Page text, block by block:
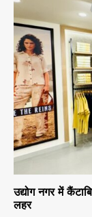
उद्योग नगर में
लहर